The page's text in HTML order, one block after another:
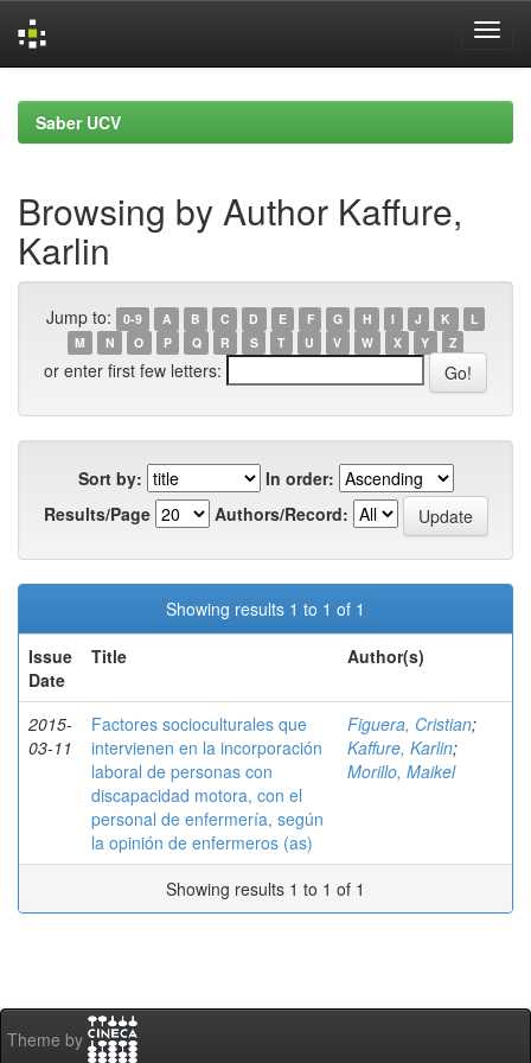
navigationSaber UCV
Browsing by Author Kaffure,
Karlin
Jump to: 0-9 A B C D E F G H I J K
L
M
N O P Q R S T U V W X Y Z
or enter first few letters:
Sort by:
In order:
Results/Page
Authors/Record:
Showing results 1 to 1 of 1
Issue
Date
Title Author(s)
2015-
03-11
Factores socioculturales que
intervienen en la incorporación
laboral de personas con
discapacidad motora, con el
personal de enfermería, según
la opinión de enfermeros (as)
Figuera, Cristian;
Kaffure, Karlin;
Morillo, Maikel
Showing results 1 to 1 of 1
Theme by